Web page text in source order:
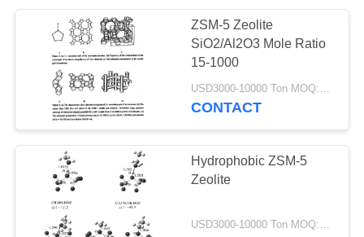
Agent odsiarczający
44
ZSM-5 Zeolite
SiO2/Al2O3 Mole Ratio
15-1000
USD3000-10000 Ton MOQ:1 KG
CONTACT
Hydrophobic ZSM-5
Zeolite
USD3000-10000 Ton MOQ:1 KG